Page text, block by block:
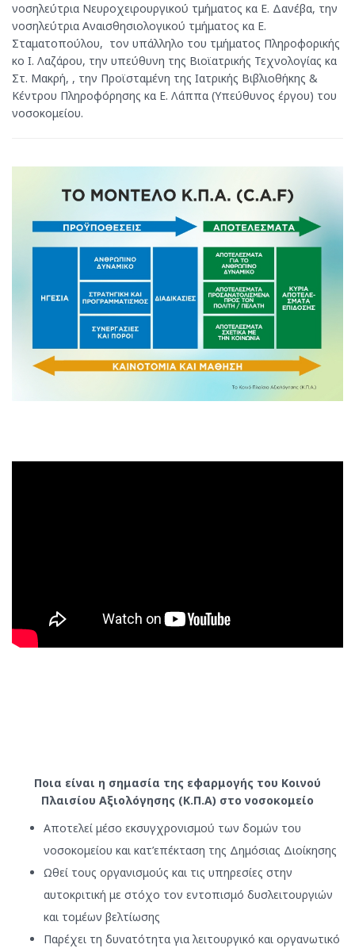
νοσηλεύτρια Νευροχειρουργικού τμήματος κα Ε. Δανέβα, την
νοσηλεύτρια Αναισθησιολογικού τμήματος κα Ε.
Σταματοπούλου, τον υπάλληλο του τμήματος Πληροφορικής
κο Ι. Λαζάρου, την υπεύθυνη της Βιοϊατρικής Τεχνολογίας κα
Στ. Μακρή, , την Προϊσταμένη της Ιατρικής Βιβλιοθήκης &
Κέντρου Πληροφόρησης κα Ε. Λάππα (Υπεύθυνος έργου) του
νοσοκομείου.
Ποια είναι η σημασία της εφαρμογής του Κοινού
Πλαισίου Αξιολόγησης (Κ.Π.Α) στο νοσοκομείο
Αποτελεί μέσο εκσυγχρονισμού των δομών του
νοσοκομείου και κατ’επέκταση της Δημόσιας Διοίκησης
Ωθεί τους οργανισμούς και τις υπηρεσίες στην
αυτοκριτική με στόχο τον εντοπισμό δυσλειτουργιών
και τομέων βελτίωσης
Παρέχει τη δυνατότητα για λειτουργικό και οργανωτικό